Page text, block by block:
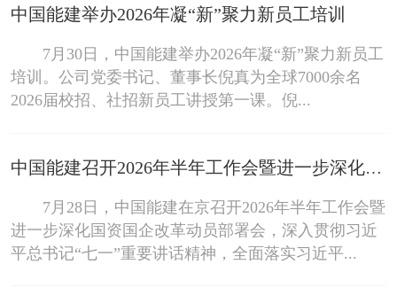
中国能建举办2026年凝“新”聚力新员工培训
7月30日，中国能建举办2026年凝“新”聚力新员工
培训。公司党委书记、董事长倪真为全球7000余名
2026届校招、社招新员工讲授第一课。倪...
中国能建召开2026年半年工作会暨进一步深化国资国企改革动员部署会
7月28日，中国能建在京召开2026年半年工作会暨
进一步深化国资国企改革动员部署会，深入贯彻习近
平总书记“七一”重要讲话精神，全面落实习近平...